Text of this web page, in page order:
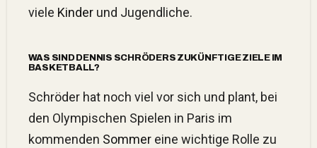
viele Kinderund Jugendliche.
WAS SIND DENNIS SCHRÖDERS ZUKÜNFTIGE ZIELE IM
BASKETBALL?
Schröder hat noch viel vor sich und plant, bei
den Olympischen Spielen in Paris im
kommenden Sommereine wichtige Rolle zu